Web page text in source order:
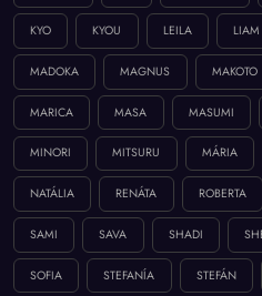
KYO KYOU LEILA LIAM
MADOKA MAGNUS MAKOTO
MARICA MASA MASUMI
MINORI MITSURU MÁRIA
NATÁLIA RENÁTA ROBERTA
SAMI SAVA SHADI
SOFIA STEFANÍA STEFÁN